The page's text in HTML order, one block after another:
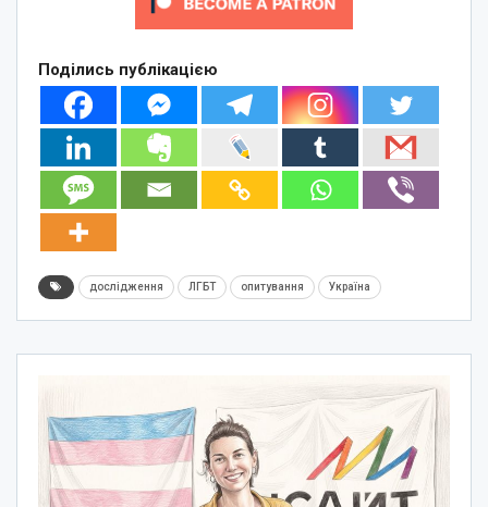
Поділись публікацією
дослідження ЛГБТ опитування Україна